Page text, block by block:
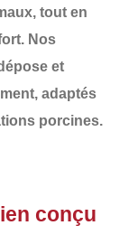
tout en
Nos
et
, adaptés
porcines.
conçu